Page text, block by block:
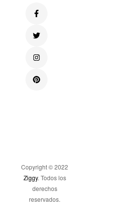
Copyright © 2022
Ziggy. Todos los
derechos
reservados.